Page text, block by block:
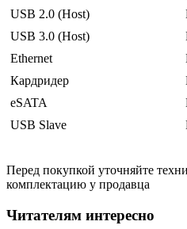
USB 2.0 (Host)
USB 3.0 (Host)
Ethernet
Кардридер
eSATA
USB Slave
Перед покупкой уточняйте
комплектацию у продавца
Читателям интересно